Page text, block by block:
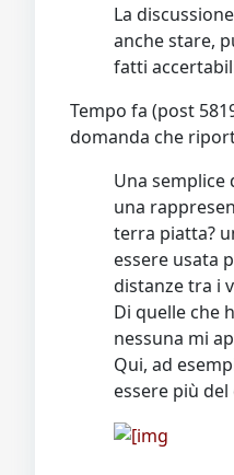
La
anche stare,
fatti
Tempo fa (post
domanda che
Una semplice
una
terra piatta?
essere usata
distanze tra i
Di quelle che
nessuna mi
Qui, ad
essere più